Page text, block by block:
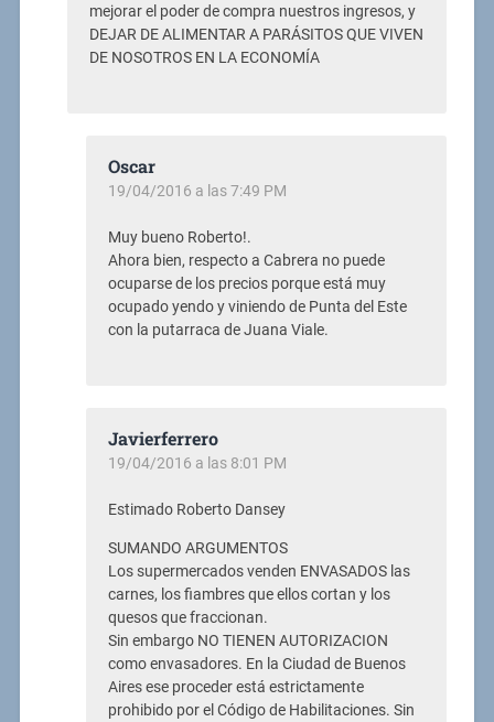
mejorar el poder de compra nuestros ingresos, y
DEJAR DE ALIMENTAR A PARÁSITOS QUE VIVEN
DE NOSOTROS EN LA ECONOMÍA
Oscar
19/04/2016 a las 7:49 PM
Muy bueno Roberto!.
Ahora bien, respecto a Cabrera no puede
ocuparse de los precios porque está muy
ocupado yendo y viniendo de Punta del Este
con la putarraca de Juana Viale.
Javierferrero
19/04/2016 a las 8:01 PM
Estimado Roberto Dansey
SUMANDO ARGUMENTOS
Los supermercados venden ENVASADOS las
carnes, los fiambres que ellos cortan y los
quesos que fraccionan.
Sin embargo NO TIENEN AUTORIZACION
como envasadores. En la Ciudad de Buenos
Aires ese proceder está estrictamente
prohibido por el Código de Habilitaciones. Sin